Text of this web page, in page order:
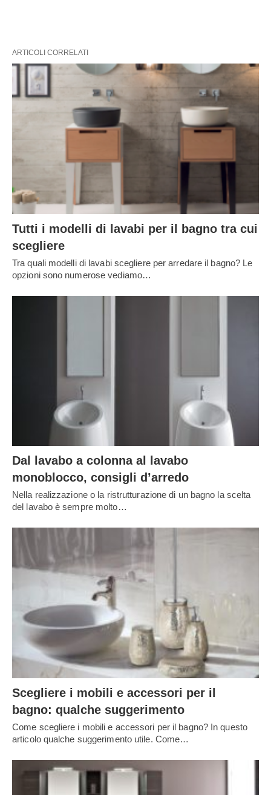
ARTICOLI CORRELATI
Tutti i modelli di lavabi per il bagno tra cui
scegliere
Tra quali modelli di lavabi scegliere per arredare il bagno? Le
opzioni sono numerose vediamo…
Dal lavabo a colonna al lavabo
monoblocco, consigli d’arredo
Nella realizzazione o la ristrutturazione di un bagno la scelta
del lavabo è sempre molto…
Scegliere i mobili e accessori per il
bagno: qualche suggerimento
Come scegliere i mobili e accessori per il bagno? In questo
articolo qualche suggerimento utile. Come…